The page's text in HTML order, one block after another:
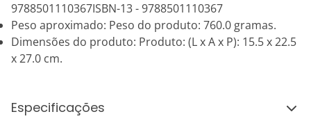
9788501110367ISBN-13 - 9788501110367
Peso aproximado: Peso do produto: 760.0 gramas.
Dimensões do produto: Produto: (L x A x P): 15.5 x 22.5
x 27.0 cm.
Especificações